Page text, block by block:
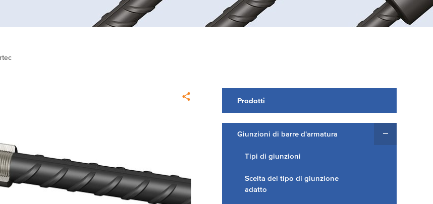
Prodotti
Giunzioni di barre d'armatura
Tipi di giunzioni
Scelta del tipo di giunzione
adatto